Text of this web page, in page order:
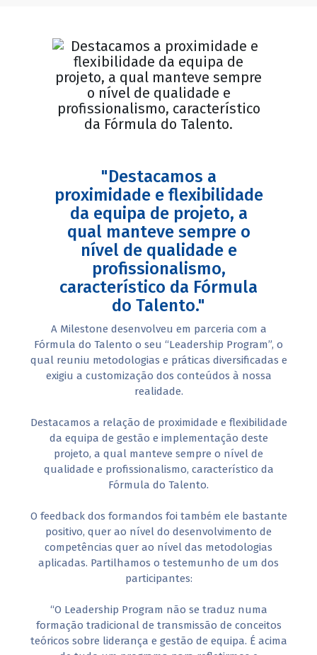
"Destacamos a
proximidade e flexibilidade
da equipa de projeto, a
qual manteve sempre o
nível de qualidade e
profissionalismo,
característico da Fórmula
do Talento."
A Milestone desenvolveu em parceria com a
Fórmula do Talento o seu “Leadership Program”, o
qual reuniu metodologias e práticas diversificadas e
exigiu a customização dos conteúdos à nossa
realidade.
Destacamos a relação de proximidade e flexibilidade
da equipa de gestão e implementação deste
projeto, a qual manteve sempre o nível de
qualidade e profissionalismo, característico da
Fórmula do Talento.
O feedback dos formandos foi também ele bastante
positivo, quer ao nível do desenvolvimento de
competências quer ao nível das metodologias
aplicadas. Partilhamos o testemunho de um dos
participantes:
“O Leadership Program não se traduz numa
formação tradicional de transmissão de conceitos
teóricos sobre liderança e gestão de equipa. É acima